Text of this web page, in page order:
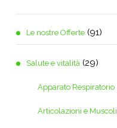
Le nostre Offerte (91)
Salute e vitalità (29)
Apparato Respiratorio
Articolazioni e Muscoli